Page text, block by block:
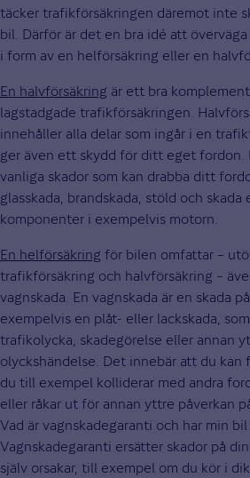
täcker trafikförsäkringen däremot inte
bil. Därför är det en bra idé att
i form av en helförsäkring eller en
En halvförsäkring är ett bra
lagstadgade trafikförsäkringen.
innehåller alla delar som ingår i en
ger även ett skydd för ditt eget fordon.
vanliga skador som kan drabba ditt
glasskada, brandskada, stöld och skada
komponenter i exempelvis motorn.
En helförsäkring för bilen omfattar –
trafikförsäkring och halvförsäkring –
vagnskada. En vagnskada är en skada
exempelvis en plåt- eller lackskada,
trafikolycka, skadegörelse eller annan
olyckshändelse. Det innebär att du kan
du till exempel kolliderar med andra
eller råkar ut för annan yttre påverkan
Vad är vagnskadegaranti och har min
Vagnskadegaranti ersätter skador på
själv orsakar, till exempel om du kör i